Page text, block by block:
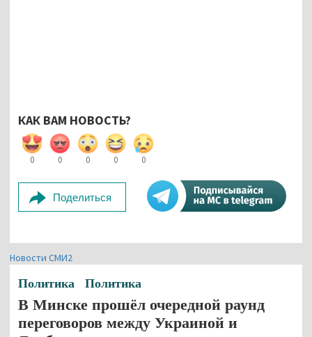
КАК ВАМ НОВОСТЬ?
0 0 0 0 0
Поделиться
Новости СМИ2
Политика Политика
В Минске прошёл очередной раунд
переговоров между Украиной и